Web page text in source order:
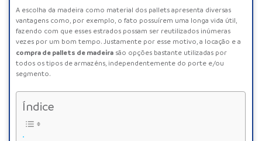
A escolha da madeira como material dos pallets apresenta diversas
vantagens como, por exemplo, o fato possuírem uma longa vida útil,
fazendo com que esses estrados possam ser reutilizados inúmeras
vezes por um bom tempo. Justamente por esse motivo, a locação e a
compra de pallets de madeira são opções bastante utilizadas por
todos os tipos de armazéns, independentemente do porte e/ou
segmento.
Índice